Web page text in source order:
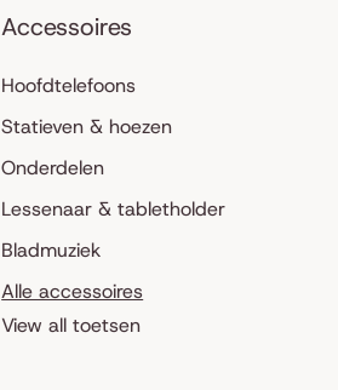
Accessoires
Hoofdtelefoons
Statieven & hoezen
Onderdelen
Lessenaar & tabletholder
Bladmuziek
Alle accessoires
View all toetsen